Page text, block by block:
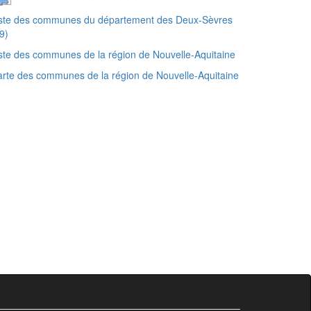
des communes du département des Deux-Sèvres
des communes de la région de Nouvelle-Aquitaine
des communes de la région de Nouvelle-Aquitaine